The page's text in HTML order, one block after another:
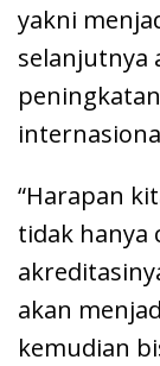
yakni
selanjutnya
“Harapan
tidak hanya
akan
kemudian